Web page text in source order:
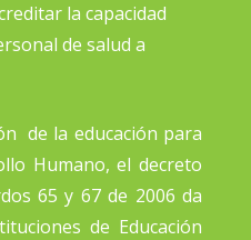
la capacidad
de salud a
de la educación para
Humano, el decreto
65 y 67 de 2006 da
de Educación